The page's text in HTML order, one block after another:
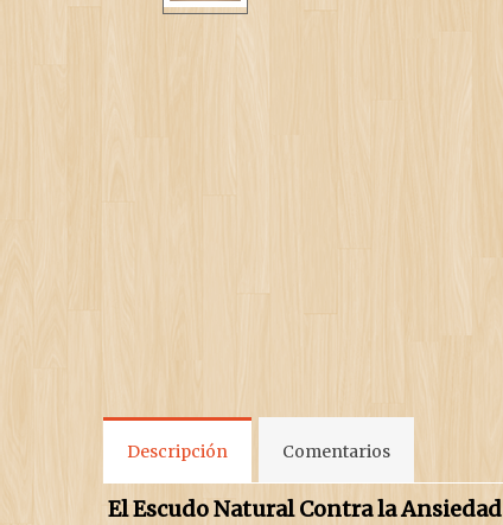
Descripción Comentarios
El Escudo Natural Contra la Ansiedad